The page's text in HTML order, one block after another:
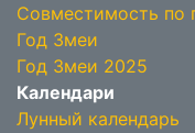
Совместимость по
Год Змеи
Год Змеи 2025
Календари
Лунный календарь